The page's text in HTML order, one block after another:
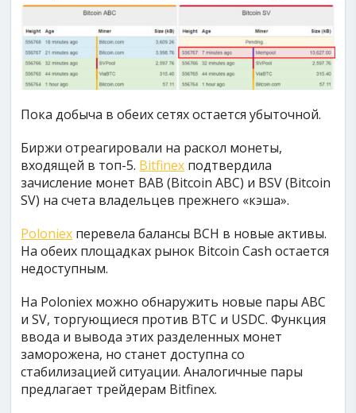
Пока добыча в обеих сетях остается убыточной.
Биржи отреагировали на раскол монеты,
входящей в топ-5. Bitfinex подтвердила
зачисление монет BAB (Bitcoin ABC) и BSV (Bitcoin
SV) на счета владельцев прежнего «кэша».
Poloniex перевела балансы BCH в новые активы.
На обеих площадках рынок Bitcoin Cash остается
недоступным.
На Poloniex можно обнаружить новые пары ABC
и SV, торгующиеся против BTC и USDC. Функция
ввода и вывода этих разделенных монет
заморожена, но станет доступна со
стабилизацией ситуации. Аналогичные пары
предлагает трейдерам Bitfinex.